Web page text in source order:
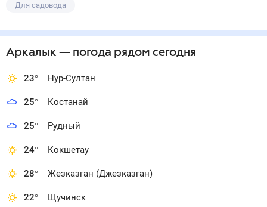
Для садовода
Аркалык — погода рядом сегодня
23° Нур-Султан
25° Костанай
25° Рудный
24° Кокшетау
28° Жезказган (Джезказган)
22° Щучинск